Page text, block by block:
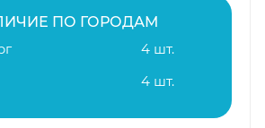
ПО ГОРОДАМ
4 шт.
4 шт.